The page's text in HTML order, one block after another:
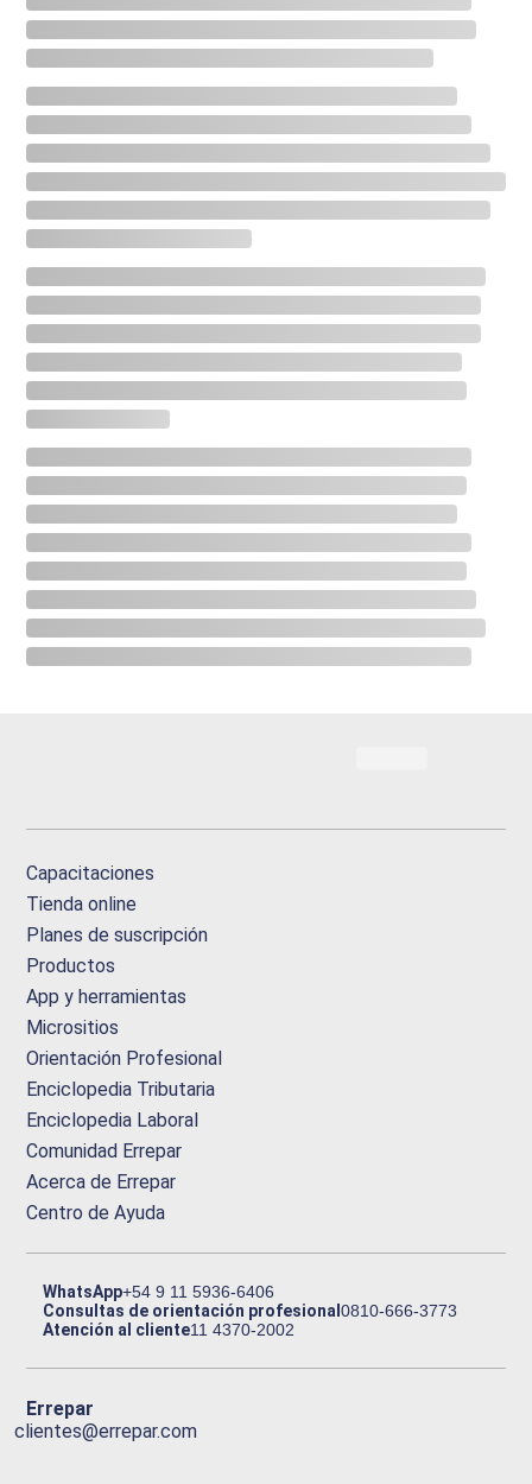
Capacitaciones
Tienda online
Planes de suscripción
Productos
App y herramientas
Micrositios
Orientación Profesional
Enciclopedia Tributaria
Enciclopedia Laboral
Comunidad Errepar
Acerca de Errepar
Centro de Ayuda
WhatsApp+54 9 11 5936-6406
Consultas de orientación profesional0810-666-3773
Atención al cliente11 4370-2002
Errepar
clientes@errepar.com